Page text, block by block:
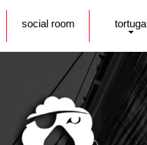
social room tortuga